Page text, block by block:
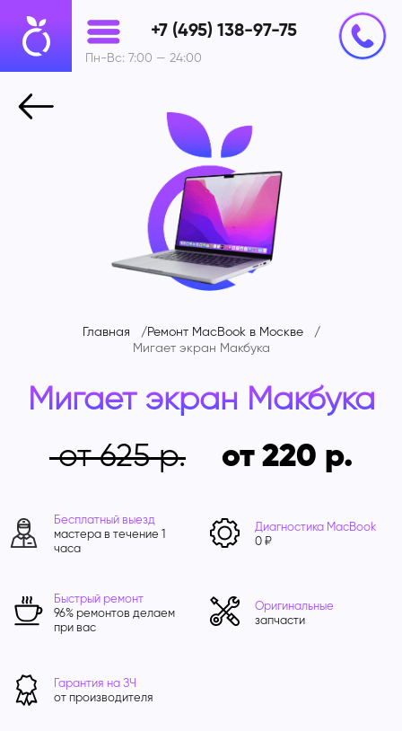
+7 (495) 138-97-75
Пн-Вс: 7:00 — 24:00
Главная
Ремонт MacBook в Москве
Мигает экран Макбука
Мигает экран Макбука
от 625
от 220
Бесплатный выезд
мастера в течение 1
часа
Диагностика MacBook
0 ₽
Быстрый ремонт
96% ремонтов делаем
при вас
Оригинальные
запчасти
Гарантия на ЗЧ
от производителя